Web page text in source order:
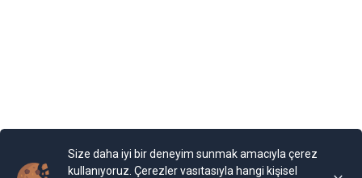
Size daha iyi bir deneyim sunmak amacıyla çerez
kullanıyoruz. Çerezler vasıtasıyla hangi kişisel